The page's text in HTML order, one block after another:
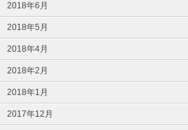
2018年6月
2018年5月
2018年4月
2018年2月
2018年1月
2017年12月